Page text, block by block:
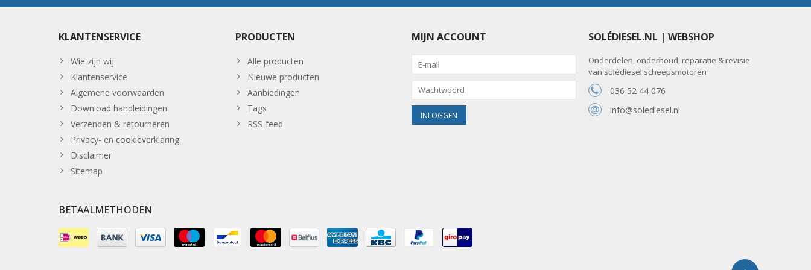
KLANTENSERVICE
Wie zijn wij
Klantenservice
Algemene voorwaarden
Download handleidingen
Verzenden & retourneren
Privacy- en cookieverklaring
Disclaimer
Sitemap
PRODUCTEN
Alle producten
Nieuwe producten
Aanbiedingen
Tags
RSS-feed
MIJN ACCOUNT SOLÉDIESEL.NL | WEBSHOP
Onderdelen, onderhoud, reparatie & revisie
van solédiesel scheepsmotoren
036 52 44 076
info@solediesel.nl
BETAALMETHODEN